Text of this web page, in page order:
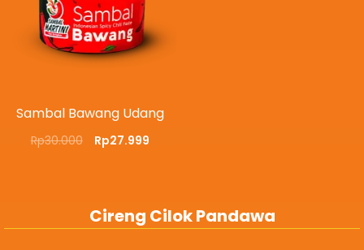
Sambal Bawang Udang
Rp30.000 Rp27.999
Cireng Cilok Pandawa